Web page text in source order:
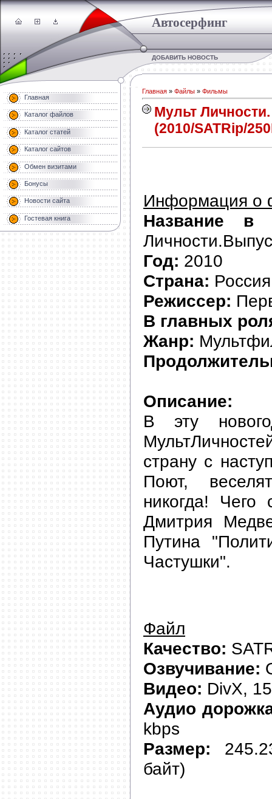
Автосерфинг
ДОБАВИТЬ НОВОСТЬ
Главная
Каталог файлов
Каталог статей
Каталог сайтов
Обмен визитами
Бонусы
Новости сайта
Гостевая книга
Главная » Файлы » Фильмы
Мульт
(2010/SATRip/
Информация о
Название в
Год: 2010
Страна: Россия
Режиссер:
В главных
Жанр:
Описание:
В эту
страну с
Поют,
никогда! Чего
Дмитрия
Путина
Частушки".
Файл
Качество:
Озвучивание:
Видео: DivX,
Аудио
kbps
Размер:
байт)